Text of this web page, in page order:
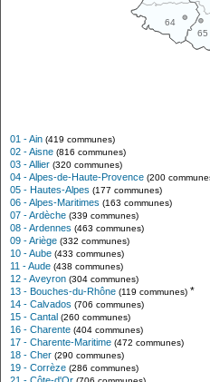
64
65
01 - Ain (419 communes)
02 - Aisne (816 communes)
03 - Allier (320 communes)
04 - Alpes-de-Haute-Provence (200
05 - Hautes-Alpes (177 communes)
06 - Alpes-Maritimes (163 communes)
07 - Ardèche (339 communes)
08 - Ardennes (463 communes)
09 - Ariège (332 communes)
10 - Aube (433 communes)
11 - Aude (438 communes)
12 - Aveyron (304 communes)
13 - Bouches-du-Rhône (119 communes) *
14 - Calvados (706 communes)
15 - Cantal (260 communes)
16 - Charente (404 communes)
17 - Charente-Maritime (472 communes)
18 - Cher (290 communes)
19 - Corrèze (286 communes)